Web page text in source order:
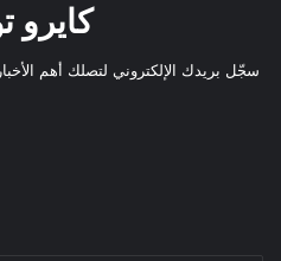
كايرو
سجّل بريدك الإلكتروني لتصلك أهم الأخبار